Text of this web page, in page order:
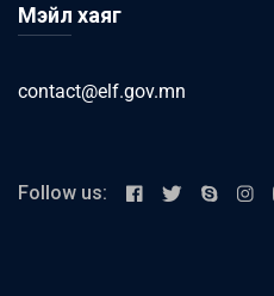
Мэйл хаяг
contact@elf.gov.mn
Follow us: